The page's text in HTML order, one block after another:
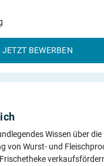
JETZT BEWERBEN
Wissen über
von Wurst- und